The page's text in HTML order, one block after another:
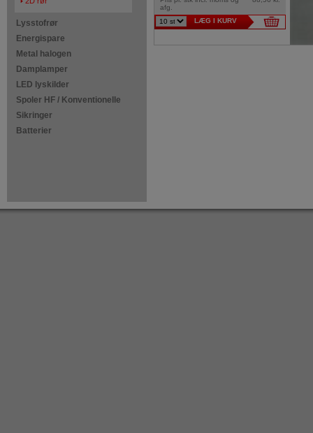
Lysstofrør
Energispare
Metal halogen
Damplamper
LED lyskilder
Spoler HF / Konventionelle
Sikringer
Batterier
afg.
LÆG I KURV